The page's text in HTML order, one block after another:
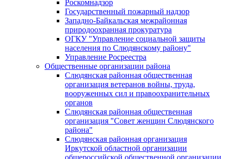
Роскомнадзор
Государственный пожарный надзор
Западно-Байкальская межрайонная
природоохранная прокуратура
ОГКУ "Управление социальной защиты
населения по Слюдянскому району"
Управление Росреестра
Общественные организации района
Слюдянская районная общественная
организация ветеранов войны, труда,
вооруженных сил и правоохранительных
органов
Слюдянская районная общественная
организация "Совет женщин Слюдянского
района"
Слюдянская районная организация
Иркутской областной организации
общероссийской общественной организации